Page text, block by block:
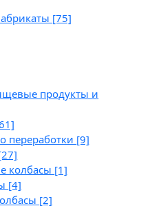
[75]
продукты и
переработки [9]
колбасы [1]
[4]
[2]